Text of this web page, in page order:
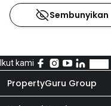
Sembunyikan
Ikut kami
PropertyGuru Group